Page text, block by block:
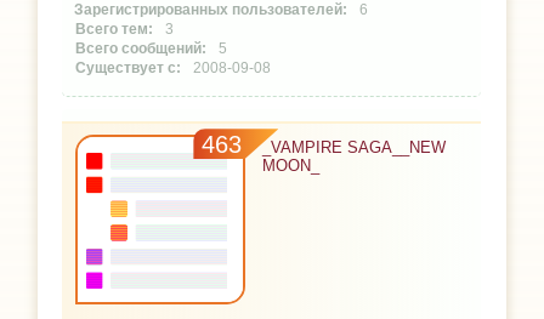
6
3
5
2008-09-08
463
_VAMPIRE SAGA__NEW
MOON_